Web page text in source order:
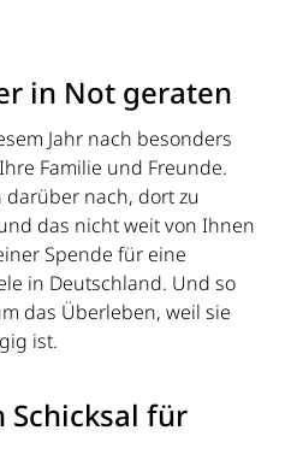
in Not geraten
Jahr nach besonders
Familie und Freunde.
darüber nach, dort zu
das nicht weit von Ihnen
Spende für eine
in Deutschland. Und so
das Überleben, weil sie
ist.
Schicksal für